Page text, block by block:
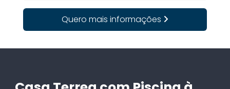
Quero mais informações